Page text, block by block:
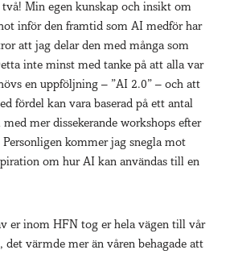
två! Min egen kunskap och insikt om
inför den framtid som AI medför har
att jag delar den med många som
inte minst med tanke på att alla var
en uppföljning – ”AI 2.0” – och att
fördel kan vara baserad på ett antal
mer dissekerande workshops efter
kommer jag snegla mot
om hur AI kan användas till en
er inom HFN tog er hela vägen till vår
värmde mer än våren behagade att